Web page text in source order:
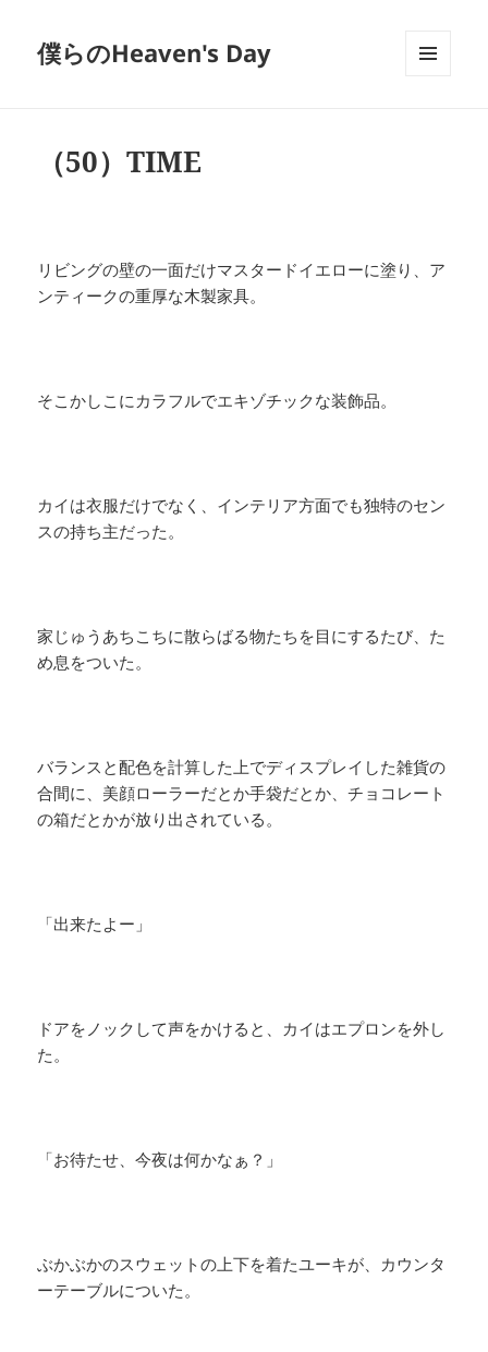
僕らのHeaven's Day
（50）TIME
リビングの壁の一面だけマスタードイエローに塗り、ア
ンティークの重厚な木製家具。
そこかしこにカラフルでエキゾチックな装飾品。
カイは衣服だけでなく、インテリア方面でも独特のセン
スの持ち主だった。
家じゅうあちこちに散らばる物たちを目にするたび、た
め息をついた。
バランスと配色を計算した上でディスプレイした雑貨の
合間に、美顔ローラーだとか手袋だとか、チョコレート
の箱だとかが放り出されている。
「出来たよー」
ドアをノックして声をかけると、カイはエプロンを外し
た。
「お待たせ、今夜は何かなぁ？」
ぶかぶかのスウェットの上下を着たユーキが、カウンタ
ーテーブルについた。